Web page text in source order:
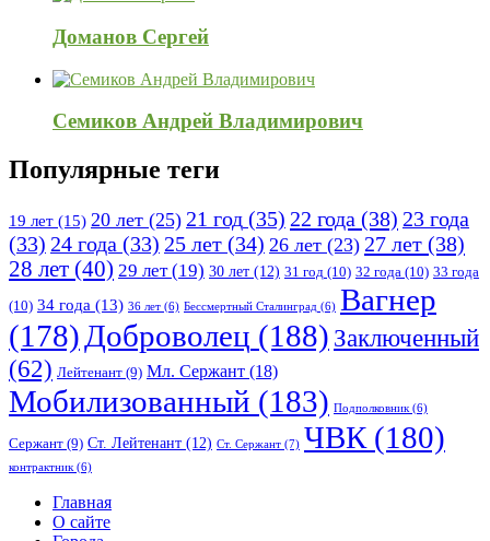
Доманов Сергей
Семиков Андрей Владимирович
Популярные теги
19 лет (15) 20 лет (25) 21 год (35) 22 года (38) 23 года
(33) 24 года (33) 25 лет (34) 26 лет (23) 27 лет (38)
28 лет (40) 29 лет(19) 30 лет (12) 31 год (10) 32 года (10) 33 года
(10) 34 года (13) 36 лет (6) Бессмертный Сталинград (6) Вагнер
(178) Доброволец (188) Заключенный
(62) Лейтенант (9) Мл. Сержант (18)
Мобилизованный (183) Подполковник (6)
Сержант (9) Ст. Лейтенант (12) Ст. Сержант (7) ЧВК (180)
контрактник (6)
Исследовать
Главная
О сайте